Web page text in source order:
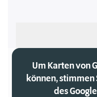
Um Karten von
können,
des